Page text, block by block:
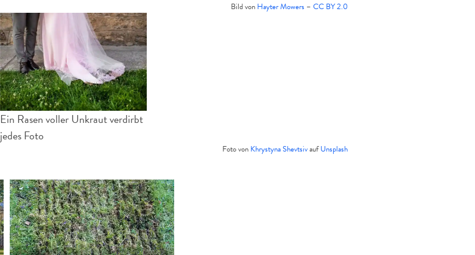
Bild von Hayter Mowers – CC BY 2.0
Ein Rasen voller Unkraut verdirbt
jedes Foto
Foto von Khrystyna ShevtsivaufUnsplash